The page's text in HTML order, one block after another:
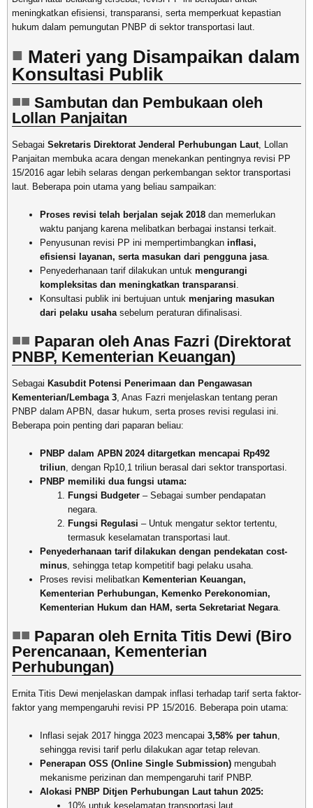
meningkatkan efisiensi, transparansi, serta memperkuat kepastian
hukum dalam pemungutan PNBP di sektor transportasi laut.
Materi yang Disampaikan dalam
Konsultasi Publik
Sambutan dan Pembukaan oleh
Lollan Panjaitan
Sebagai Sekretaris Direktorat Jenderal Perhubungan Laut, Lollan
Panjaitan membuka acara dengan menekankan pentingnya revisi PP
15/2016 agar lebih selaras dengan perkembangan sektor transportasi
laut. Beberapa poin utama yang beliau sampaikan:
Proses revisi telah berjalan sejak 2018 dan memerlukan
waktu panjang karena melibatkan berbagai instansi terkait.
Penyusunan revisi PP ini mempertimbangkan inflasi,
efisiensi layanan, serta masukan dari pengguna jasa.
Penyederhanaan tarif dilakukan untuk mengurangi
kompleksitas dan meningkatkan transparansi.
Konsultasi publik ini bertujuan untuk menjaring masukan
dari pelaku usahasebelum peraturan difinalisasi.
Paparan oleh Anas Fazri (Direktorat
PNBP, Kementerian Keuangan)
Sebagai Kasubdit Potensi Penerimaan dan Pengawasan
Kementerian/Lembaga 3, Anas Fazri menjelaskan tentang peran
PNBP dalam APBN, dasar hukum, serta proses revisi regulasi ini.
Beberapa poin penting dari paparan beliau:
PNBP dalam APBN 2024 ditargetkan mencapai Rp492
triliun, dengan Rp10,1 triliun berasal dari sektor transportasi.
PNBP memiliki dua fungsi utama:
Fungsi Budgeter – Sebagai sumber pendapatan
negara.
Fungsi Regulasi – Untuk mengatur sektor tertentu,
termasuk keselamatan transportasi laut.
Penyederhanaan tarif dilakukan dengan pendekatan cost-
minus, sehingga tetap kompetitif bagi pelaku usaha.
Proses revisi melibatkan Kementerian Keuangan,
Kementerian Perhubungan, Kemenko Perekonomian,
Kementerian Hukum dan HAM, serta Sekretariat Negara.
Paparan oleh Ernita Titis Dewi (Biro
Perencanaan, Kementerian
Perhubungan)
Ernita Titis Dewi menjelaskan dampak inflasi terhadap tarif serta faktor-
faktor yang mempengaruhi revisi PP 15/2016. Beberapa poin utama:
Inflasi sejak 2017 hingga 2023 mencapai 3,58% per tahun,
sehingga revisi tarif perlu dilakukan agar tetap relevan.
Penerapan OSS (Online Single Submission) mengubah
mekanisme perizinan dan mempengaruhi tarif PNBP.
Alokasi PNBP Ditjen Perhubungan Laut tahun 2025:
10% untuk keselamatan transportasi laut.